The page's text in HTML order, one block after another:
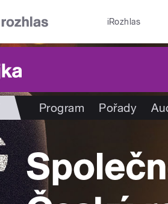
iRozhlas
Program Pořady